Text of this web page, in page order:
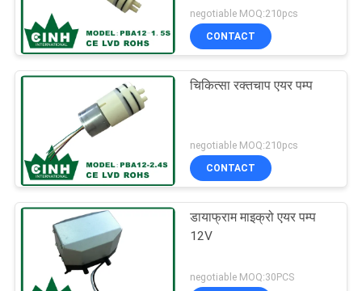
PRIVACY
POLICYमाइक्रो वैक्यूम पंप
विद्युतचुंबकीय एयर पम्प
21
negotiable MOQ:210pcs
CONTACT
चिकित्सा रक्तचाप एयर पम्प
negotiable MOQ:210pcs
CONTACT
डायाफ्राम माइक्रो एयर पम्प
12V
negotiable MOQ:30PCS